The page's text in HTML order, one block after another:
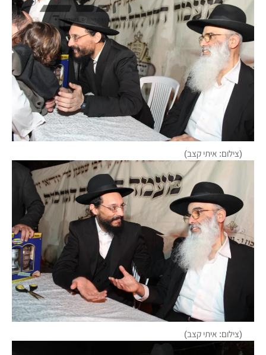
(צילום: איתי קצב)
(צילום: איתי קצב)